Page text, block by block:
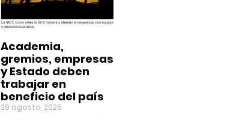
Academia,
gremios, empresas
y Estado deben
trabajar en
beneficio del país
29 agosto, 2025